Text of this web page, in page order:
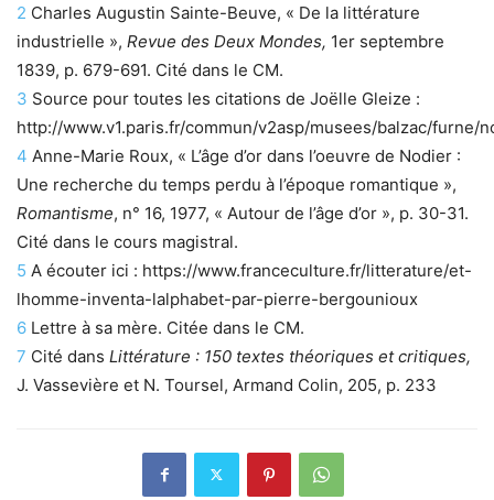
2 Charles Augustin Sainte-Beuve, « De la littérature
industrielle », Revue des Deux Mondes, 1er septembre
1839, p. 679-691. Cité dans le CM.
3 Source pour toutes les citations de Joëlle Gleize :
http://www.v1.paris.fr/commun/v2asp/musees/balzac/furne/
4 Anne-Marie Roux, « L’âge d’or dans l’oeuvre de Nodier :
Une recherche du temps perdu à l’époque romantique »,
Romantisme, n° 16, 1977, « Autour de l’âge d’or », p. 30-31.
Cité dans le cours magistral.
5 A écouter ici : https://www.franceculture.fr/litterature/et-
lhomme-inventa-lalphabet-par-pierre-bergounioux
6 Lettre à sa mère. Citée dans le CM.
7 Cité dans Littérature : 150 textes théoriques et critiques,
J. Vassevière et N. Toursel, Armand Colin, 205, p. 233